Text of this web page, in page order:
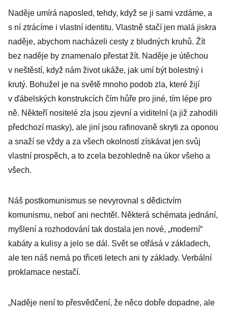
Naděje umírá naposled, tehdy, když se ji sami vzdáme, a
s ní ztrácíme i vlastní identitu. Vlastně stačí jen malá jiskra
naděje, abychom nacházeli cesty z bludných kruhů. Žít
bez naděje by znamenalo přestat žít. Naděje je útěchou
v neštěstí, když nám život ukáže, jak umí být bolestný i
krutý. Bohužel je na světě mnoho podob zla, které žijí
v ďábelských konstrukcích čím hůře pro jiné, tím lépe pro
ně. Někteří nositelé zla jsou zjevní a viditelní (a již zahodili
předchozí masky), ale jiní jsou rafinovaně skryti za oponou
a snaží se vždy a za všech okolností získávat jen svůj
vlastní prospěch, a to zcela bezohledně na úkor všeho a
všech.
Náš postkomunismus se nevyrovnal s dědictvím
komunismu, neboť ani nechtěl. Některá schémata jednání,
myšlení a rozhodování tak dostala jen nové, „moderní“
kabáty a kulisy a jelo se dál. Svět se otřásá v základech,
ale ten náš nemá po třiceti letech ani ty základy. Verbální
proklamace nestačí.
„Naděje není to přesvědčení, že něco dobře dopadne, ale